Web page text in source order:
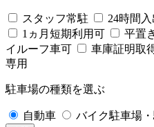
スタッフ常駐 24時間
1ヵ月短期利用可
平置
イルーフ車可
車庫証明取
専用
駐車場の種類を選ぶ
自動車 バイク駐車場